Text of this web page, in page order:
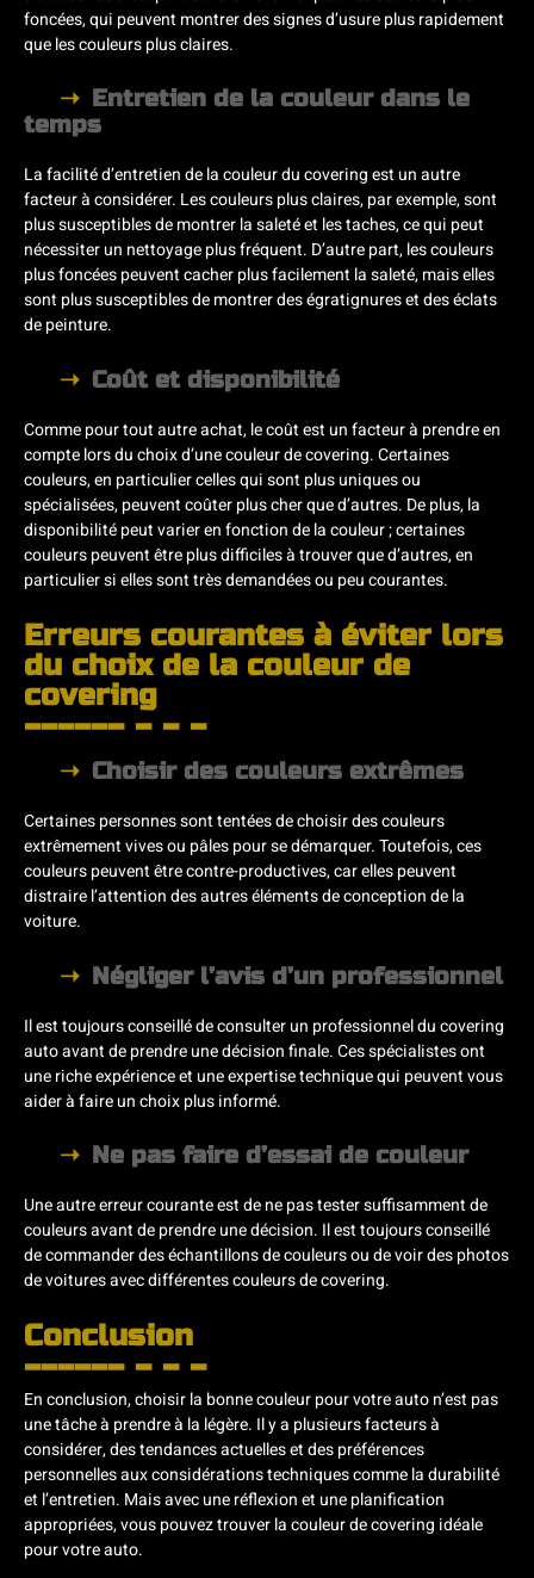
foncées, qui peuvent montrer des signes d’usure plus rapidement
que les couleurs plus claires.
Entretien de la couleur dans le
temps
La facilité d’entretien de la couleur du covering est un autre
facteur à considérer. Les couleurs plus claires, par exemple, sont
plus susceptibles de montrer la saleté et les taches, ce qui peut
nécessiter un nettoyage plus fréquent. D’autre part, les couleurs
plus foncées peuvent cacher plus facilement la saleté, mais elles
sont plus susceptibles de montrer des égratignures et des éclats
de peinture.
Coût et disponibilité
Comme pour tout autre achat, le coût est un facteur à prendre en
compte lors du choix d’une couleur de covering. Certaines
couleurs, en particulier celles qui sont plus uniques ou
spécialisées, peuvent coûter plus cher que d’autres. De plus, la
disponibilité peut varier en fonction de la couleur ; certaines
couleurs peuvent être plus difficiles à trouver que d’autres, en
particulier si elles sont très demandées ou peu courantes.
Erreurs courantes à éviter lors
du choix de la couleur de
covering
Choisir des couleurs extrêmes
Certaines personnes sont tentées de choisir des couleurs
extrêmement vives ou pâles pour se démarquer. Toutefois, ces
couleurs peuvent être contre-productives, car elles peuvent
distraire l’attention des autres éléments de conception de la
voiture.
Négliger l’avis d’un professionnel
Il est toujours conseillé de consulter un professionnel du covering
auto avant de prendre une décision finale. Ces spécialistes ont
une riche expérience et une expertise technique qui peuvent vous
aider à faire un choix plus informé.
Ne pas faire d’essai de couleur
Une autre erreur courante est de ne pas tester suffisamment de
couleurs avant de prendre une décision. Il est toujours conseillé
de commander des échantillons de couleurs ou de voir des photos
de voitures avec différentes couleurs de covering.
Conclusion
En conclusion, choisir la bonne couleur pour votre auto n’est pas
une tâche à prendre à la légère. Il y a plusieurs facteurs à
considérer, des tendances actuelles et des préférences
personnelles aux considérations techniques comme la durabilité
et l’entretien. Mais avec une réflexion et une planification
appropriées, vous pouvez trouver la couleur de covering idéale
pour votre auto.